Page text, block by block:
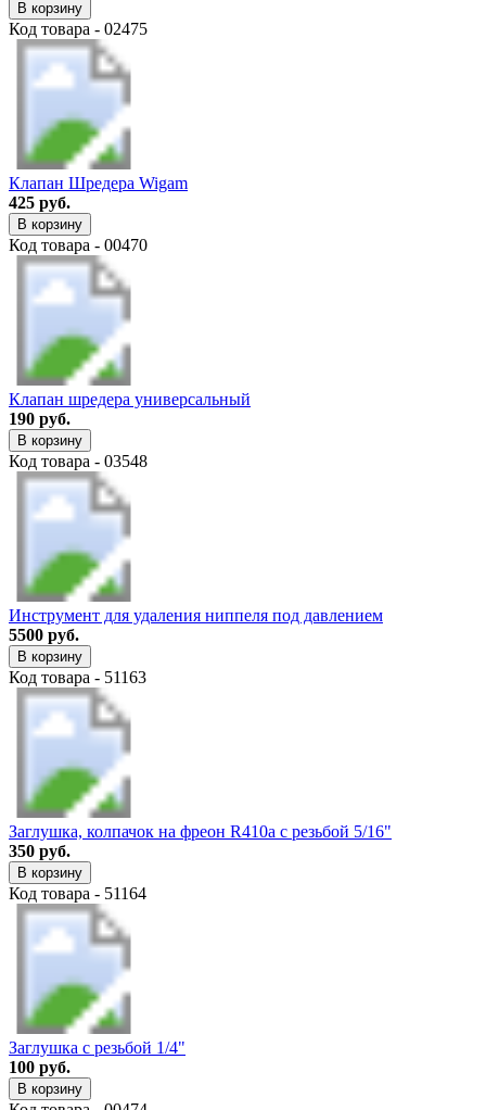
В корзину
Код товара - 02475
Клапан Шредера Wigam
425 руб.
В корзину
Код товара - 00470
Клапан шредера универсальный
190 руб.
В корзину
Код товара - 03548
Инструмент для удаления ниппеля под давлением
5500 руб.
В корзину
Код товара - 51163
Заглушка, колпачок на фреон R410a с резьбой 5/16"
350 руб.
В корзину
Код товара - 51164
Заглушка с резьбой 1/4"
100 руб.
В корзину